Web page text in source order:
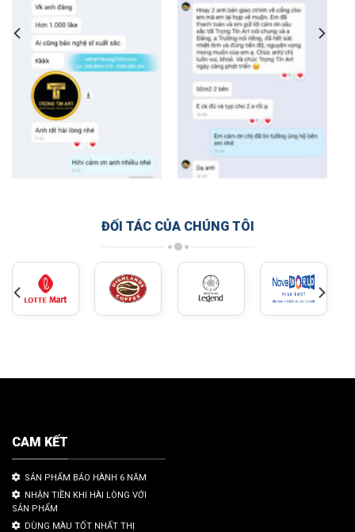
ĐỐI TÁC CỦA CHÚNG TÔI
CAM KẾT
SẢN PHẨM BẢO HÀNH 6 NĂM
NHẬN TIỀN KHI HÀI LÒNG VỚI
SẢN PHẨM
DÙNG MÀU TỐT NHẤT THỊ